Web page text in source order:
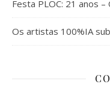
Festa PLOC: 21 anos
Os artistas 100%IA